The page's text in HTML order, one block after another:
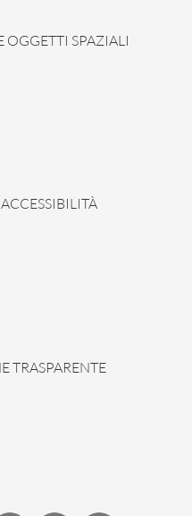
OGGETTI SPAZIALI
TRASPARENTE